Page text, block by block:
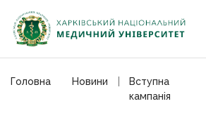
Головна Новини
Вступна
кампанія